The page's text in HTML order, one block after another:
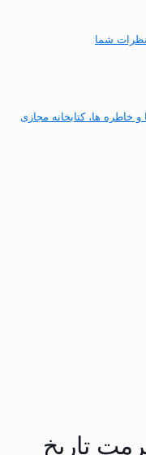
۱۷, ۱۳۹۰ (فرمت تاریخ